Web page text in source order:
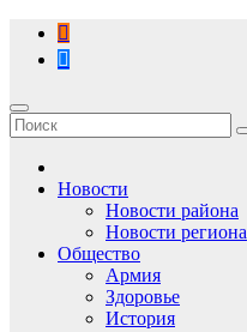
Перейти
содержимому
Новости
Новости района
Новости региона
Общество
Армия
Здоровье
История